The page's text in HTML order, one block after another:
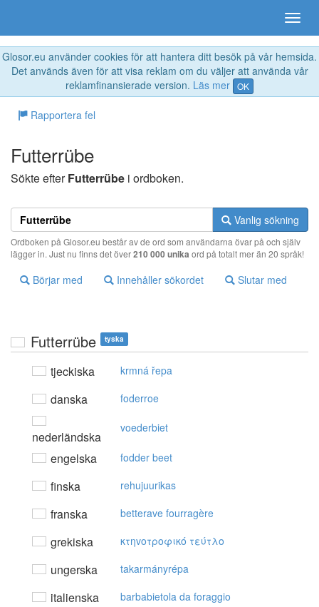
Glosor.eu använder cookies för att hantera ditt besök på vår hemsida.
Det används även för att visa reklam om du väljer att använda vår
reklamfinansierade version. Läs mer OK
Rapportera fel
Futterrübe
Sökte efterFutterrübe i ordboken.
Vanlig sökning
Ordboken på Glosor.eu består av de ord som användarna övar på och själv
lägger in. Just nu finns det över210 000 unika ord på totalt mer än 20 språk!
Börjar med Innehåller sökordet Slutar med
Futterrübe tyska
tjeckiska krmná řepa
danska foderroe
nederländska
voederbiet
engelska fodder beet
finska rehujuurikas
franska betterave fourragère
grekiska κτηvoτρoφικό τεύτλo
ungerska takarmányrépa
italienska barbabietola da foraggio